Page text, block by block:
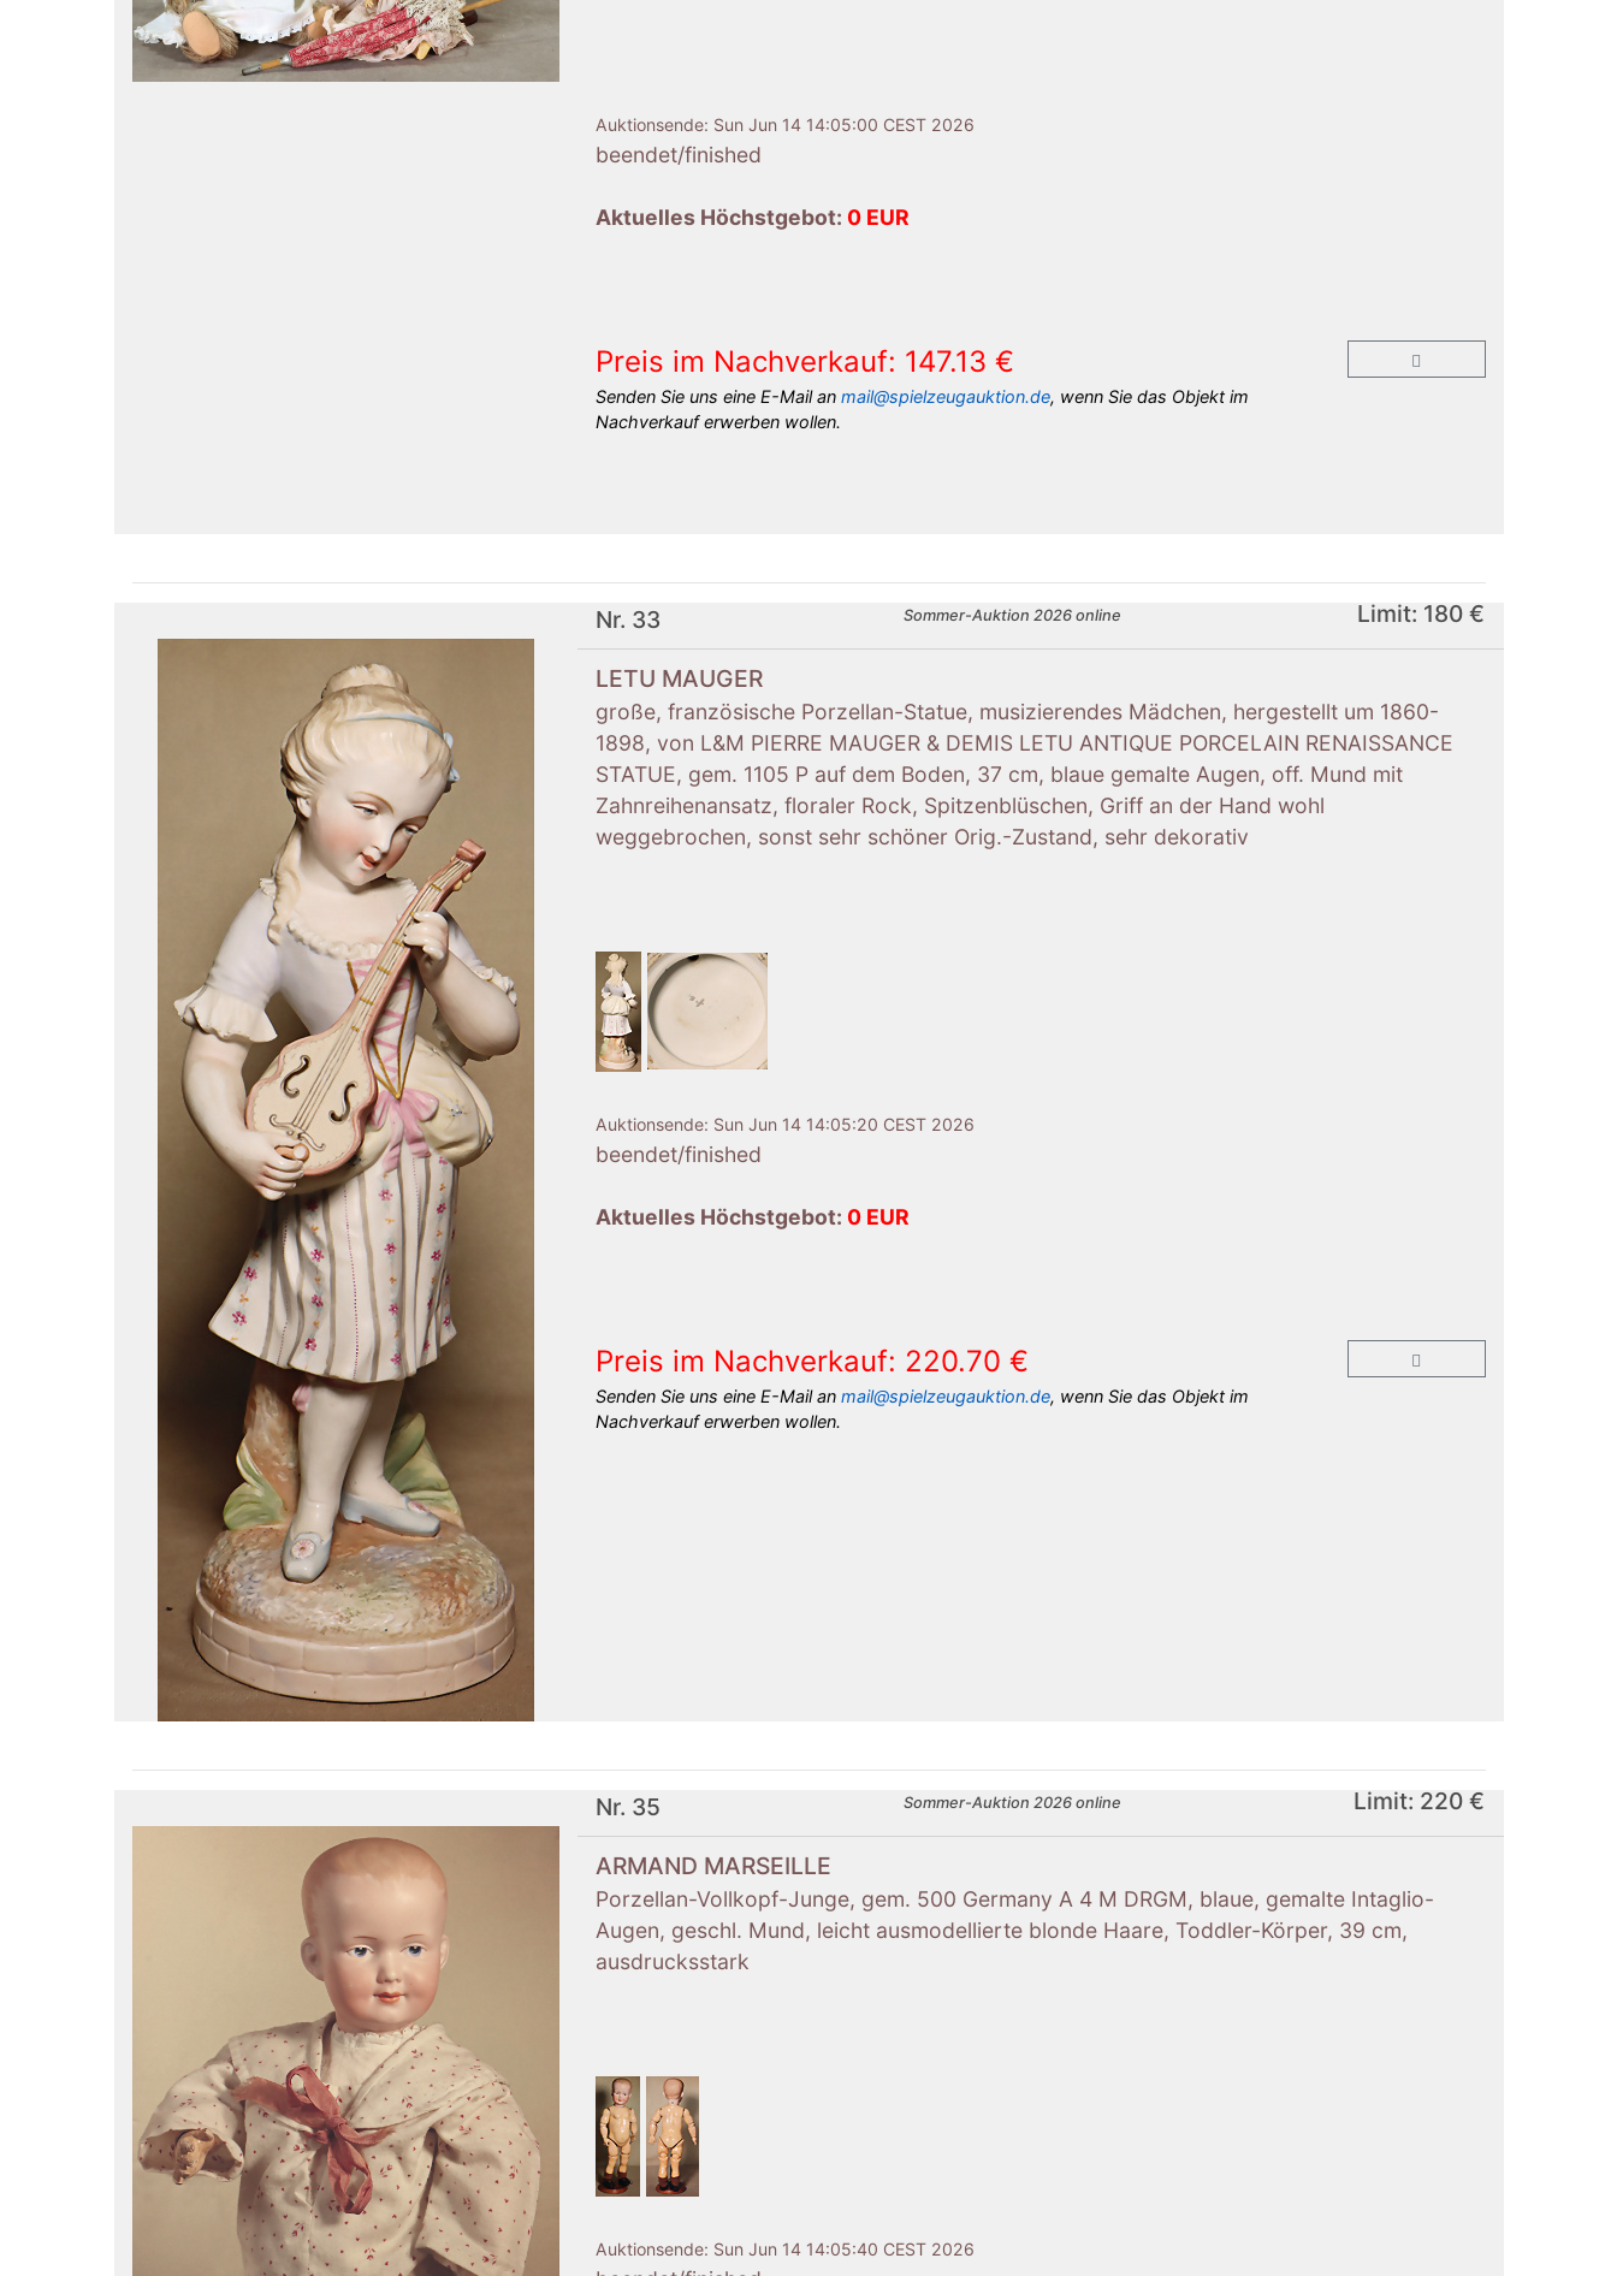
Auktionsende: Sun Jun 14 14:05:00 CEST 2026
beendet/finished
Aktuelles Höchstgebot: 0 EUR
Preis im Nachverkauf: 147.13 €
Senden Sie uns eine E-Mail an mail@spielzeugauktion.de, wenn Sie das Objekt im
Nachverkauf erwerben wollen.
Nr. 33 Sommer-Auktion 2026 online Limit: 180 €
LETU MAUGER
große, französische Porzellan-Statue, musizierendes Mädchen, hergestellt um 1860-
1898, von L&M PIERRE MAUGER & DEMIS LETU ANTIQUE PORCELAIN RENAISSANCE
STATUE, gem. 1105 P auf dem Boden, 37 cm, blaue gemalte Augen, off. Mund mit
Zahnreihenansatz, floraler Rock, Spitzenblüschen, Griff an der Hand wohl
weggebrochen, sonst sehr schöner Orig.-Zustand, sehr dekorativ
Auktionsende: Sun Jun 14 14:05:20 CEST 2026
beendet/finished
Aktuelles Höchstgebot: 0 EUR
Preis im Nachverkauf: 220.70 €
Senden Sie uns eine E-Mail an mail@spielzeugauktion.de, wenn Sie das Objekt im
Nachverkauf erwerben wollen.
Nr. 35 Sommer-Auktion 2026 online Limit: 220 €
ARMAND MARSEILLE
Porzellan-Vollkopf-Junge, gem. 500 Germany A 4 M DRGM, blaue, gemalte Intaglio-
Augen, geschl. Mund, leicht ausmodellierte blonde Haare, Toddler-Körper, 39 cm,
ausdrucksstark
Auktionsende: Sun Jun 14 14:05:40 CEST 2026